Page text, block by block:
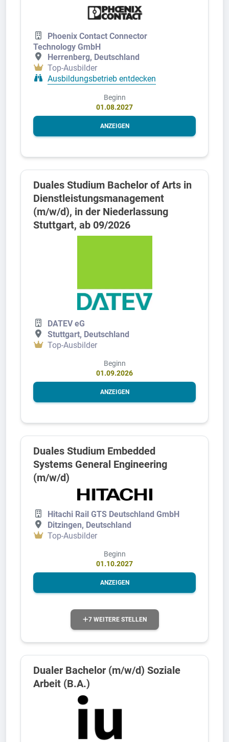
Phoenix Contact Connector
Technology GmbH
Herrenberg, Deutschland
Top-Ausbilder
Ausbildungsbetrieb entdecken
Beginn
01.08.2027
ANZEIGEN
Duales Studium Bachelor of Arts in
Dienstleistungsmanagement
(m/w/d), in der Niederlassung
Stuttgart, ab 09/2026
DATEV eG
Stuttgart, Deutschland
Top-Ausbilder
Beginn
01.09.2026
ANZEIGEN
Duales Studium Embedded
Systems General Engineering
(m/w/d)
Hitachi Rail GTS Deutschland GmbH
Ditzingen, Deutschland
Top-Ausbilder
Beginn
01.10.2027
ANZEIGEN
7 WEITERE STELLEN
Dualer Bachelor (m/w/d) Soziale
Arbeit (B.A.)